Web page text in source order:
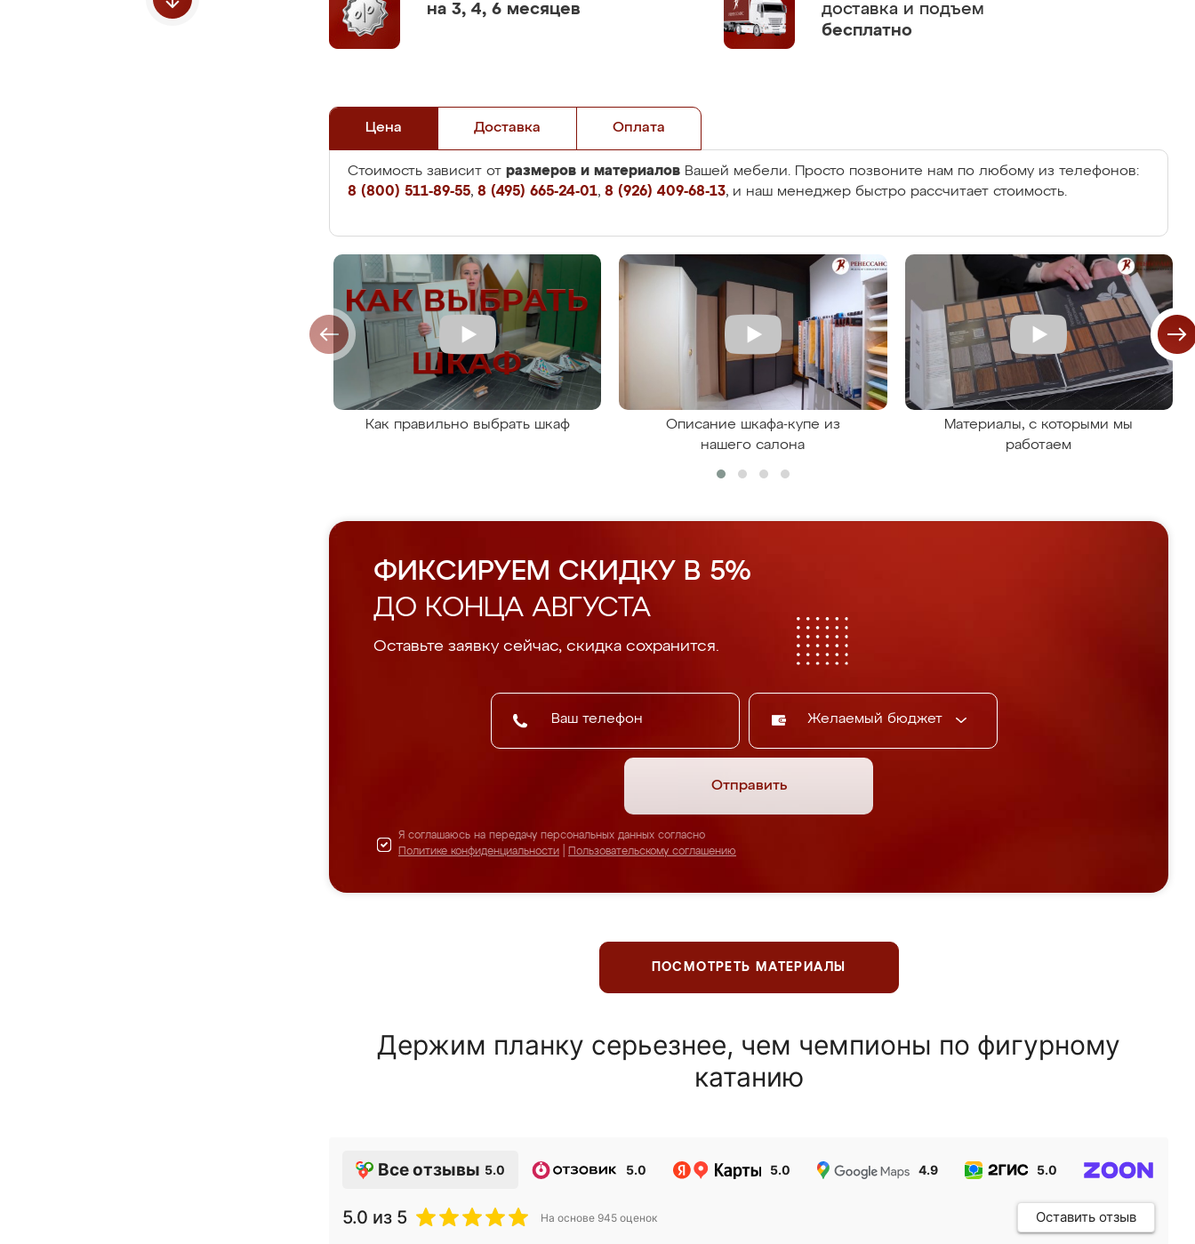
на 3, 4, 6 месяцев
доставка и подъем
бесплатно
Цена Доставка Оплата
Стоимость зависит от размеров и материалов Вашей мебели. Просто позвоните нам по любому из телефонов:
8 (800) 511-89-55, 8 (495) 665-24-01, 8 (926) 409-68-13, и наш менеджер быстро рассчитает стоимость.
Как правильно выбрать шкаф
Описание шкафа-купе из
нашего салона
Материалы, с которыми мы
работаем
ФИКСИРУЕМ СКИДКУ В 5%
ДО КОНЦА АВГУСТА
Оставьте заявку сейчас, скидка сохранится.
Желаемый бюджет
Отправить
Я соглашаюсь на передачу персональных данных согласно
Политике конфиденциальности
Пользовательскому соглашению
ПОСМОТРЕТЬ МАТЕРИАЛЫ
Держим планку серьезнее, чем чемпионы по фигурному
катанию
Все отзывы 5.0 5.0 5.0 4.9 5.0
5.0 из 5 На основе 945 оценок Оставить отзыв